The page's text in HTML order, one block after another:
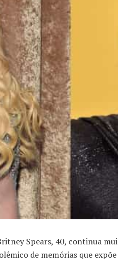
Spears, 40, continua
de memórias que expõe